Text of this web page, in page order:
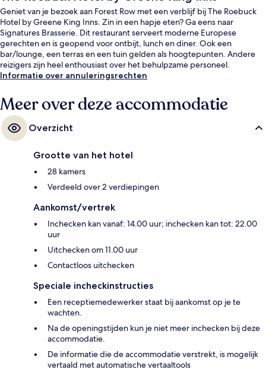
Geniet van je bezoek aan Forest Row met een verblijf bij The Roebuck
Hotel by Greene King Inns. Zin in een hapje eten? Ga eens naar
Signatures Brasserie. Dit restaurant serveert moderne Europese
gerechten en is geopend voor ontbijt, lunch en diner. Ook een
bar/lounge, een terras en een tuin gelden als hoogtepunten. Andere
reizigers zijn heel enthousiast over het behulpzame personeel.
Informatie over annuleringsrechten
Meer over deze accommodatie
Overzicht
Grootte van het hotel
28 kamers
Verdeeld over 2 verdiepingen
Aankomst/vertrek
Inchecken kan vanaf: 14.00 uur; inchecken kan tot: 22.00
uur
Uitchecken om 11.00 uur
Contactloos uitchecken
Speciale incheckinstructies
Een receptiemedewerker staat bij aankomst op je te
wachten.
Na de openingstijden kun je niet meer inchecken bij deze
accommodatie.
De informatie die de accommodatie verstrekt, is mogelijk
vertaald met automatische vertaaltools